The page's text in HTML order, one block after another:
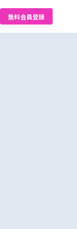
無料会員登録